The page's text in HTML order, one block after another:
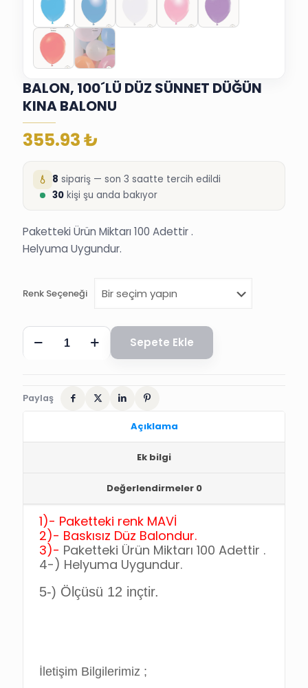
BALON, 100´LÜ DÜZ SÜNNET DÜĞÜN
KINA BALONU
355.93₺
8 sipariş — son 3 saatte tercih edildi
30 kişi şu anda bakıyor
Paketteki Ürün Miktarı 100 Adettir .
Helyuma Uygundur.
Renk Seçeneği
BALON,
100
DÜĞÜN
Sepete Ekle
Paylaş
Açıklama
Ek bilgi
Değerlendirmeler 0
1)- Paketteki renk MAVİ
2)- Baskısız Düz Balondur.
3)- Paketteki Ürün Miktarı 100 Adettir .
4-) Helyuma Uygundur.
5-) Ölçüsü 12 inçtir.
İletişim Bilgilerimiz ;